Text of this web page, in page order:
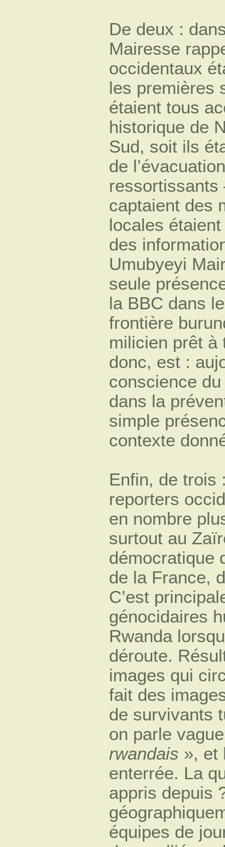
De deux :
Mairesse
occidentaux
les premières
étaient tous
historique de
Sud, soit ils
de
captaient des
locales
des
Umubyeyi
seule
la BBC dans
frontière
milicien prêt à
donc, est :
conscience
dans la
simple
contexte
Enfin, de trois
reporters
en nombre
surtout au
démocratique
de la France,
C’est
génocidaires
Rwanda
déroute.
images qui
fait des
de survivants
on parle
rwandais », et
enterrée. La
appris depuis
équipes de